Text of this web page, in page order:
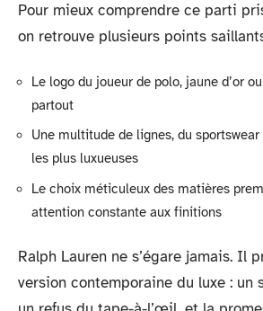
Pour mieux comprendre ce parti
on retrouve plusieurs points
Le logo du joueur de polo, jaune d’or
partout
Une multitude de lignes, du
les plus luxueuses
Le choix méticuleux des matières
attention constante aux finitions
Ralph Lauren ne s’égare jamais. Il
version contemporaine du luxe : un